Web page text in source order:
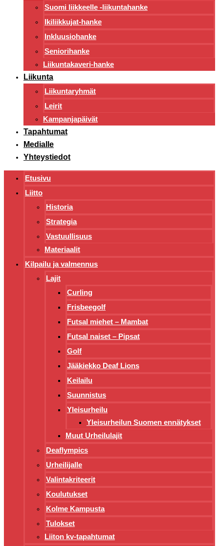
Suomi liikkeelle -liikuntahanke
Ikiliikkujat-hanke
Inkluusiohanke
Seniorihanke
Liikuntakaveri-hanke
Liikunta
Liikuntaryhmät
Leirit
Kampanjapäivät
Tapahtumat
Medialle
Yhteystiedot
Etusivu
Liitto
Historia
Strategia
Vastuullisuus
Materiaalit
Kilpailu ja valmennus
Lajit
Curling
Frisbeegolf
Futsal miehet – Mambat
Futsal naiset – Pipsat
Golf
Jääkiekko Deaf Lions
Keilailu
Suunnistus
Yleisurheilu
Yleisurheilun Suomen ennätykset
Muut Urheilulajit
Deaflympics
Urheilijalle
Valintakriteerit
Koulutukset
Kolme Kampusta
Tulokset
Liiton kv-tapahtumat